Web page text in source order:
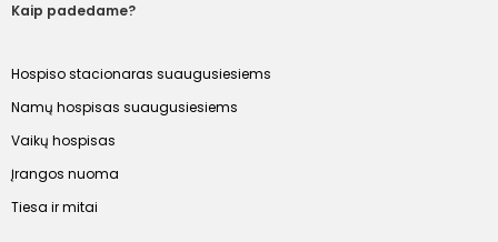
Kaip padedame?
Hospiso stacionaras suaugusiesiems
Namų hospisas suaugusiesiems
Vaikų hospisas
Įrangos nuoma
Tiesa ir mitai